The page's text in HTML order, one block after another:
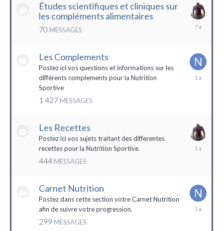
Études scientifiques et cliniques sur
les compléments alimentaires
70 MESSAGES
18
Les Complements
Postez ici vos questions et informations sur les
différents complements pour la Nutrition
Sportive
1 427 MESSAGES
Les Recettes
Postez ici vos sujets traitant des differentes
recettes pour la Nutrition Sportive.
444 MESSAGES
Carnet Nutrition
Postez dans cette section votre Carnet Nutrition
afin de suivre votre progression.
299 MESSAGES
13